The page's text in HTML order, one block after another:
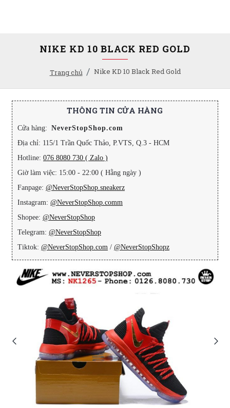
Trang chủ Nike KD 10 Black Red Gold
NIKE KD 10 BLACK RED GOLD
THÔNG TIN CỬA HÀNG
Cửa hàng: NeverStopShop.com
Địa chỉ: 115/1 Trần Quốc Thảo, P.VTS, Q.3 - HCM
Hotline: 076 8080 730 ( Zalo )
Giờ làm việc: 15:00 - 22:00 ( Hằng ngày )
Fanpage: @NeverStopShop.sneakerz
Instagram: @NeverStopShop.comm
Shopee: @NeverStopShop
Telegram: @NeverStopShop
Tiktok: @NeverStopShop.com / @NeverStopShopz